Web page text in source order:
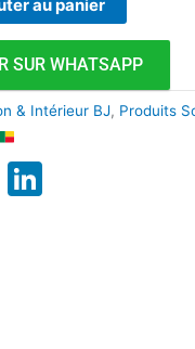
au panier
SUR WHATSAPP
& Intérieur BJ, Produits
WhatsApp